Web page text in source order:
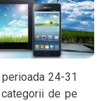
24-31
de pe